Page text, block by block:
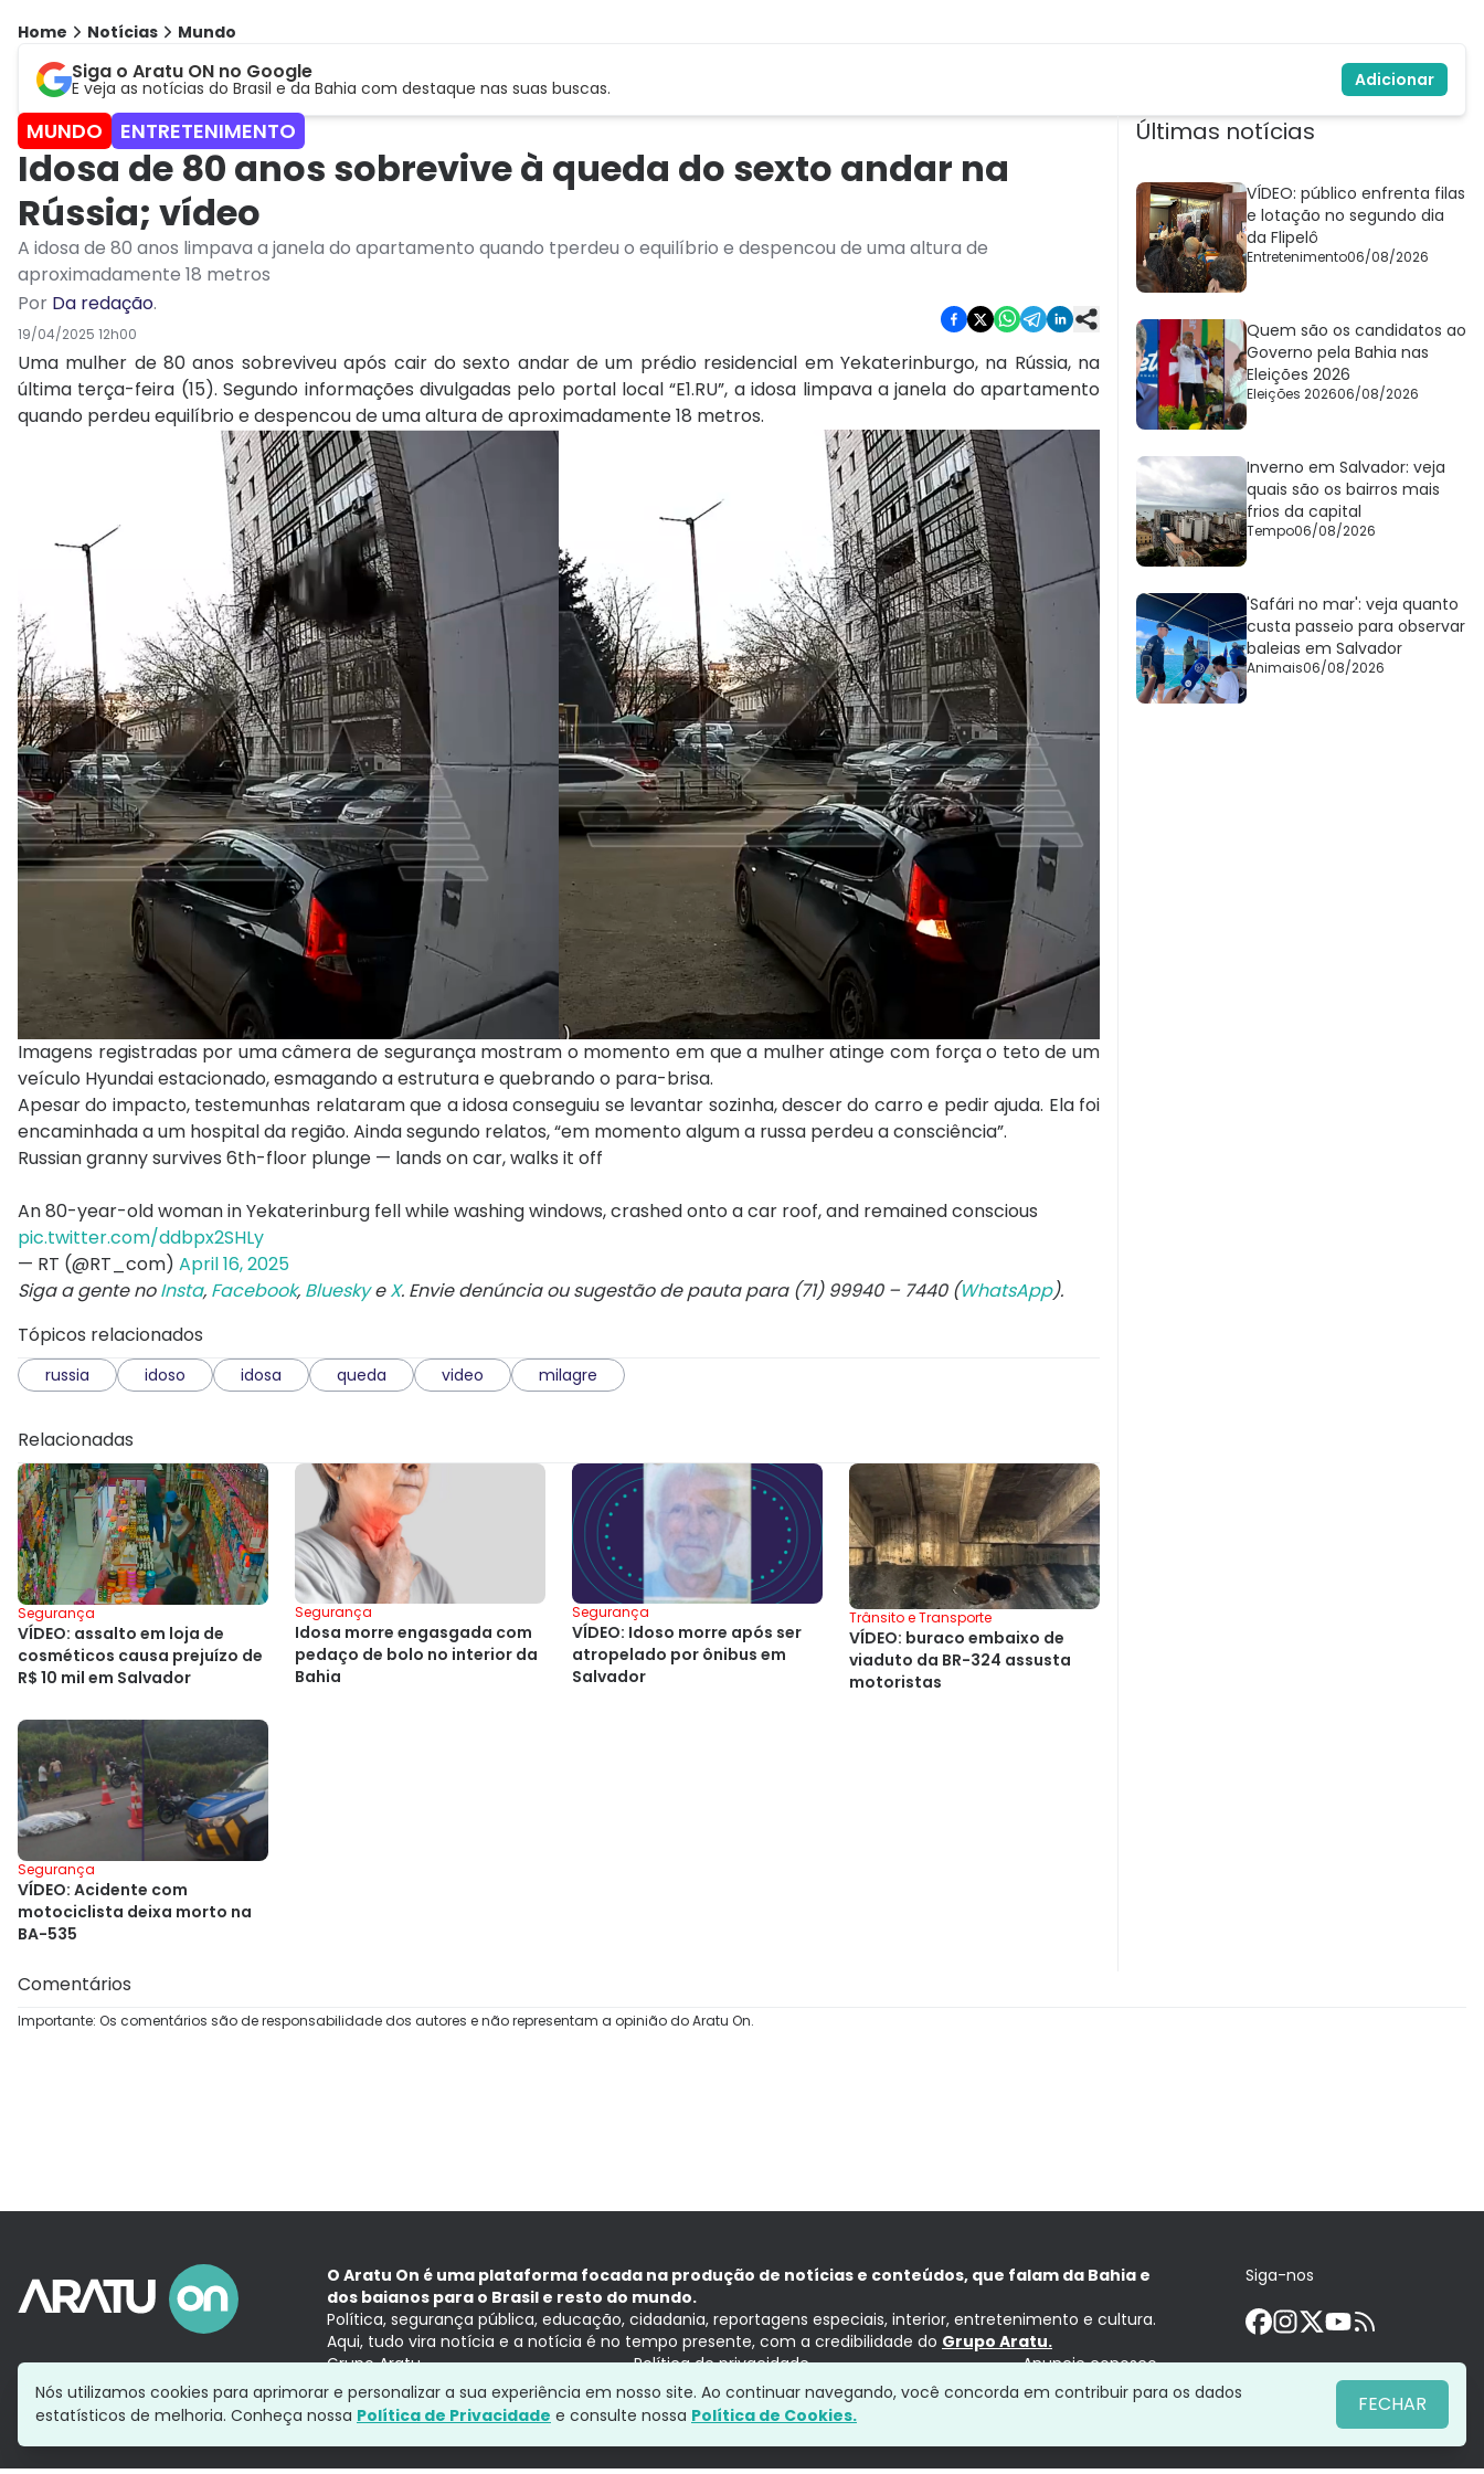
Home Notícias Mundo
Siga o Aratu ON no Google
E veja as notícias do Brasil e da Bahia com destaque nas suas buscas. Adicionar
MUNDO ENTRETENIMENTO
Idosa de 80 anos sobrevive à queda do sexto andar na
Rússia; vídeo
A idosa de 80 anos limpava a janela do apartamento quando tperdeu o equilíbrio e despencou de uma altura de
aproximadamente 18 metros
Por Da redação.
19/04/2025 12h00
Uma mulher de 80 anos sobreviveu após cair do sexto andar de um prédio residencial em Yekaterinburgo, na Rússia, na
última terça-feira (15). Segundo informações divulgadas pelo portal local “E1.RU”, a idosa limpava a janela do apartamento
quando perdeu equilíbrio e despencou de uma altura de aproximadamente 18 metros.
Imagens registradas por uma câmera de segurança mostram o momento em que a mulher atinge com força o teto de um
veículo Hyundai estacionado, esmagando a estrutura e quebrando o para-brisa.
Apesar do impacto, testemunhas relataram que a idosa conseguiu se levantar sozinha, descer do carro e pedir ajuda. Ela foi
encaminhada a um hospital da região. Ainda segundo relatos, “em momento algum a russa perdeu a consciência”.
Russian granny survives 6th-floor plunge — lands on car, walks it off
An 80-year-old woman in Yekaterinburg fell while washing windows, crashed onto a car roof, and remained conscious
pic.twitter.com/ddbpx2SHLy
— RT (@RT_com) April 16, 2025
Siga a gente noInsta, Facebook, BlueskyeX. Envie denúncia ou sugestão de pauta para (71) 99940 – 7440 (WhatsApp).
Tópicos relacionados
russia idoso idosa queda video milagre
Relacionadas
Segurança
VÍDEO: assalto em loja de
cosméticos causa prejuízo de
R$ 10 mil em Salvador
Segurança
Idosa morre engasgada com
pedaço de bolo no interior da
Bahia
Segurança
VÍDEO: Idoso morre após ser
atropelado por ônibus em
Salvador
Trânsito e Transporte
VÍDEO: buraco embaixo de
viaduto da BR-324 assusta
motoristas
Segurança
VÍDEO: Acidente com
motociclista deixa morto na
BA-535
Últimas notícias
VÍDEO: público enfrenta filas
e lotação no segundo dia
da Flipelô
Entretenimento06/08/2026
Quem são os candidatos ao
Governo pela Bahia nas
Eleições 2026
Eleições 202606/08/2026
Inverno em Salvador: veja
quais são os bairros mais
frios da capital
Tempo06/08/2026
'Safári no mar': veja quanto
custa passeio para observar
baleias em Salvador
Animais06/08/2026
Comentários
Importante: Os comentários são de responsabilidade dos autores e não representam a opinião do Aratu On.
O Aratu On é uma plataforma focada na produção de notícias e conteúdos, que falam da Bahia e
dos baianos para o Brasil e resto do mundo.
Política, segurança pública, educação, cidadania, reportagens especiais, interior, entretenimento e cultura.
Aqui, tudo vira notícia e a notícia é no tempo presente, com a credibilidade do Grupo Aratu.
Grupo Aratu
Política de privacidade Anuncie conosco
Siga-nos
Nós utilizamos cookies para aprimorar e personalizar a sua experiência em nosso site. Ao continuar navegando, você concorda em contribuir para os dados
estatísticos de melhoria. Conheça nossa Política de Privacidade e consulte nossa Política de Cookies. FECHAR